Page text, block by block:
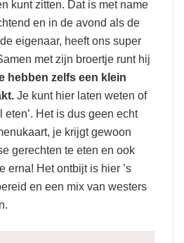
kunt zitten. Dat is met name
en in de avond als de
eigenaar, heeft ons super
met zijn broertje runt hij
hebben zelfs een klein
Je kunt hier laten weten of
eten’. Het is dus geen echt
je krijgt gewoon
gerechten te eten en ook
erna! Het ontbijt is hier ’s
en een mix van westers